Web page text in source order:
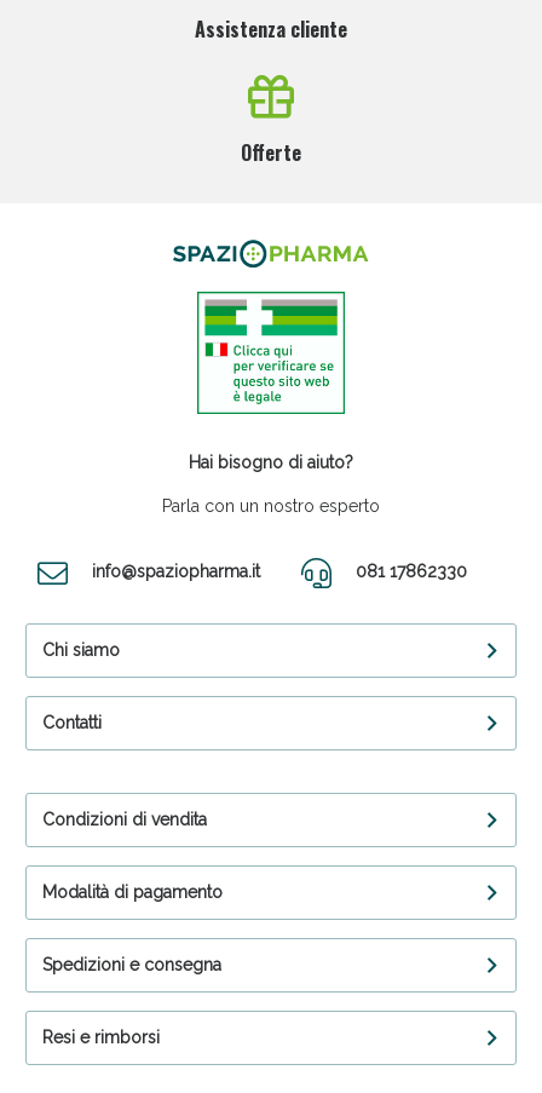
Assistenza cliente
Offerte
Hai bisogno di aiuto?
Parla con un nostro esperto
info@spaziopharma.it 081 17862330
Chi siamo
Contatti
Condizioni di vendita
Modalità di pagamento
Spedizioni e consegna
Resi e rimborsi